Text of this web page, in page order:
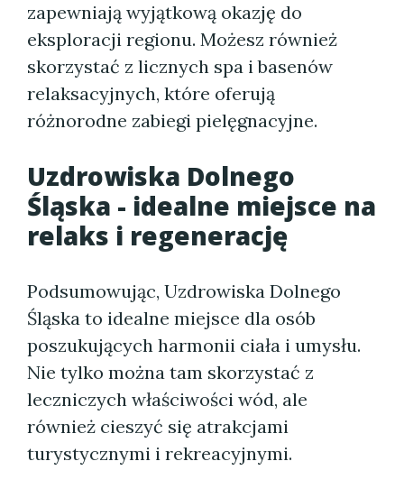
zapewniają wyjątkową okazję do
eksploracji regionu. Możesz również
skorzystać z licznych spa i basenów
relaksacyjnych, które oferują
różnorodne zabiegi pielęgnacyjne.
Uzdrowiska Dolnego
Śląska - idealne miejsce na
relaks i regenerację
Podsumowując, Uzdrowiska Dolnego
Śląska to idealne miejsce dla osób
poszukujących harmonii ciała i umysłu.
Nie tylko można tam skorzystać z
leczniczych właściwości wód, ale
również cieszyć się atrakcjami
turystycznymi i rekreacyjnymi.